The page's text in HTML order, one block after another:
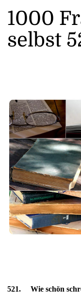
1000
selbst
521. Wie schön